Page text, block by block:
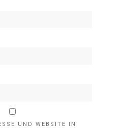
UND WEBSITE IN